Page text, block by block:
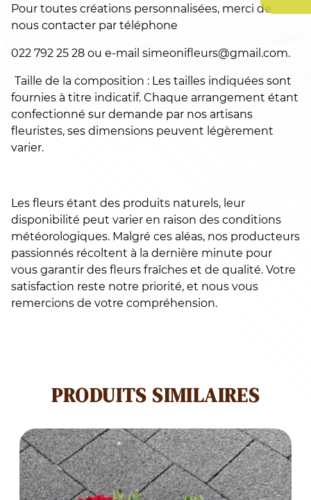
Pour toutes créations personnalisées, merci de
nous contacter par téléphone
022 792 25 28 ou e-mail simeonifleurs@gmail.com.
Taille de la composition : Les tailles indiquées sont
fournies à titre indicatif. Chaque arrangement étant
confectionné sur demande par nos artisans
fleuristes, ses dimensions peuvent légèrement
varier.
Les fleurs étant des produits naturels, leur
disponibilité peut varier en raison des conditions
météorologiques. Malgré ces aléas, nos producteurs
passionnés récoltent à la dernière minute pour
vous garantir des fleurs fraîches et de qualité. Votre
satisfaction reste notre priorité, et nous vous
remercions de votre compréhension.
PRODUITS SIMILAIRES